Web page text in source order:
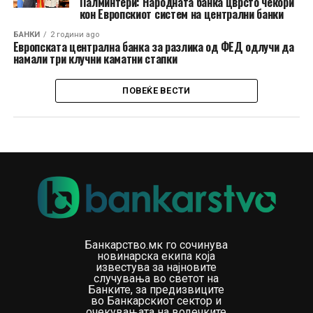
кон Европскиот систем на централни банки
БАНКИ 2 години ago
Европската централна банка за разлика од ФЕД одлучи да
намали три клучни каматни стапки
ПОВЕЌЕ ВЕСТИ
Банкарство.мк го сочинува
новинарска екипа која
известува за најновите
случувања во светот на
Банките, за предизвиците
во Банкарскиот сектор и